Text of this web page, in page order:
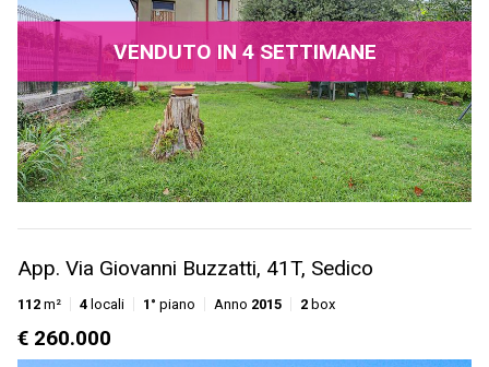
VENDUTO IN 4 SETTIMANE
App. Via Giovanni Buzzatti, 41T, Sedico
112 m² 4 locali 1° piano Anno 2015 2 box
€ 260.000